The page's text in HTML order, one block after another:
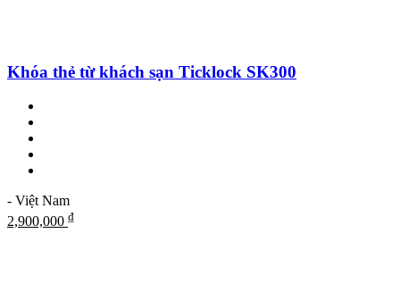
Khóa thẻ từ khách sạn Ticklock SK300
- Việt Nam
2,900,000 ₫